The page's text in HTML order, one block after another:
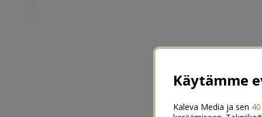
Käytämme
Kaleva Media ja sen